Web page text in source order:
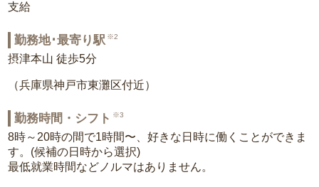
支給
勤務地･最寄り駅 ※2
摂津本山 徒歩5分
（兵庫県神戸市東灘区付近）
勤務時間・シフト ※3
8時～20時の間で1時間〜、好きな日時に働くことができま
す。(候補の日時から選択)
最低就業時間などノルマはありません。